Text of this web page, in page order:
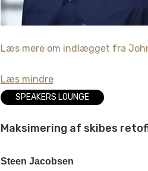
Læs mere om indlægget fra
Læs mindre
SPEAKERS LOUNGE
Maksimering af skibes
Steen Jacobsen